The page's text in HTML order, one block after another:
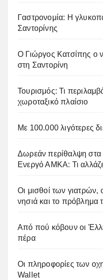
Γαστρονομία: Η
Σαντορίνης
Ο Γιώργος Κατσίπης ο
στη Σαντορίνη
Τουρισμός: Τι
χωροταξικό πλαίσιο
Με 100.000 λιγότερες
Δωρεάν περίθαλψη στα
Ενεργό ΑΜΚΑ: Τι
Οι μισθοί των γιατρών,
νησιά και το πρόβλημα
Από πού κόβουν οι
πέρα
Οι πληροφορίες των
Wallet